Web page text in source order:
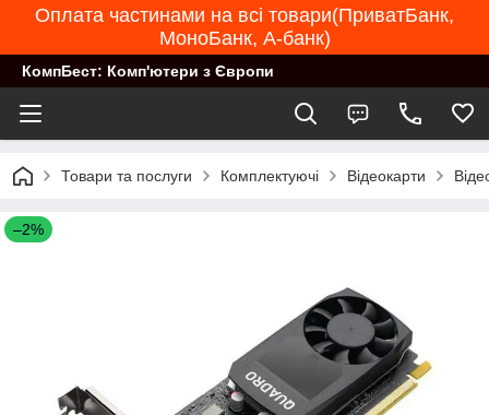
Оплата частинами на всі товари(ПриватБанк,
МоноБанк, А-банк)
КомпБест: Комп'ютери з Європи
Товари та послуги Комплектуючі Відеокарти
–2%